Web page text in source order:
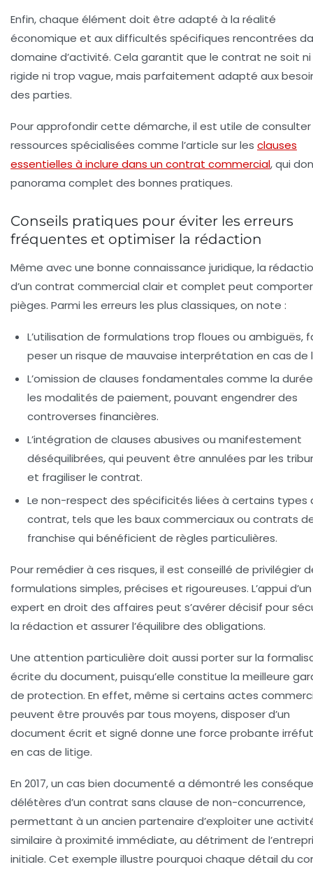
Enfin, chaque élément doit être adapté à la réalité
économique et aux difficultés spécifiques rencontrées
domaine d’activité. Cela garantit que le contrat ne soit
rigide ni trop vague, mais parfaitement adapté aux
des parties.
Pour approfondir cette démarche, il est utile de
ressources spécialisées comme l’article sur les clauses
essentielles à inclure dans un contrat commercial, qui
panorama complet des bonnes pratiques.
Conseils pratiques pour éviter les erreurs
fréquentes et optimiser la rédaction
Même avec une bonne connaissance juridique, la
d’un contrat commercial clair et complet peut
pièges. Parmi les erreurs les plus classiques, on note :
L’utilisation de formulations trop floues ou ambiguës,
peser un risque de mauvaise interprétation en cas de
L’omission de clauses fondamentales comme la
les modalités de paiement, pouvant engendrer des
controverses financières.
L’intégration de clauses abusives ou manifestement
déséquilibrées, qui peuvent être annulées par les
et fragiliser le contrat.
Le non-respect des spécificités liées à certains types
contrat, tels que les baux commerciaux ou contrats
franchise qui bénéficient de règles particulières.
Pour remédier à ces risques, il est conseillé de privilégier
formulations simples, précises et rigoureuses. L’appui d’un
expert en droit des affaires peut s’avérer décisif pour
la rédaction et assurer l’équilibre des obligations.
Une attention particulière doit aussi porter sur la
écrite du document, puisqu’elle constitue la meilleure
de protection. En effet, même si certains actes
peuvent être prouvés par tous moyens, disposer d’un
document écrit et signé donne une force probante
en cas de litige.
En 2017, un cas bien documenté a démontré les
délétères d’un contrat sans clause de non-concurrence,
permettant à un ancien partenaire d’exploiter une
similaire à proximité immédiate, au détriment de
initiale. Cet exemple illustre pourquoi chaque détail du